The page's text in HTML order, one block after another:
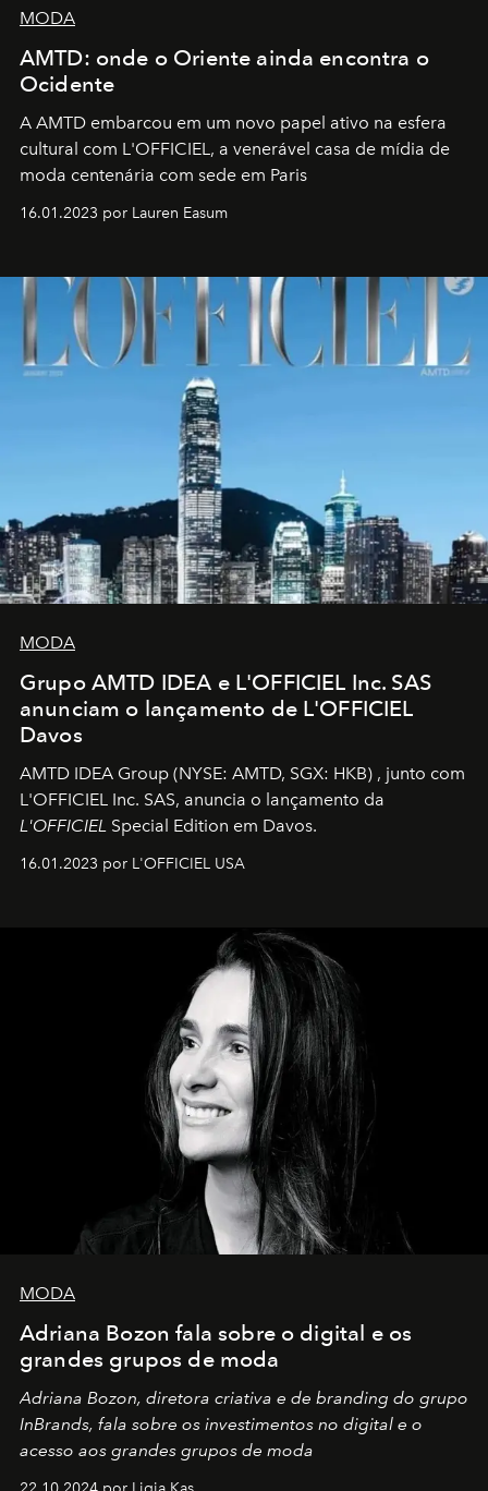
MODA
AMTD: onde o Oriente ainda encontra o
Ocidente
A AMTD embarcou em um novo papel ativo na esfera
cultural com L'OFFICIEL, a venerável casa de mídia de
moda centenária com sede em Paris
16.01.2023 por Lauren Easum
MODA
Grupo AMTD IDEA e L'OFFICIEL Inc. SAS
anunciam o lançamento de L'OFFICIEL
Davos
AMTD IDEA Group (NYSE: AMTD, SGX: HKB) , junto com
L'OFFICIEL Inc. SAS, anuncia o lançamento da
L'OFFICIEL Special Edition em Davos.
16.01.2023 por L'OFFICIEL USA
MODA
Adriana Bozon fala sobre o digital e os
grandes grupos de moda
Adriana Bozon, diretora criativa e de branding do grupo
InBrands, fala sobre os investimentos no digital e o
acesso aos grandes grupos de moda